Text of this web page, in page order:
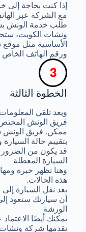
إذا كنت بحاجة إلى
مع الشركة عبر
طلب خدمة الونش
ونشات الكويت،
الأساسية مثل موقع
ورقم الهاتف
الخطوة الثالثة
وبعد تلقي
فريق الونش
ممكن. فريق الونش
بتقييم حالة السيارة
قد يكون من
السيارة المعطلة
وهنا تظهر خبرة
هذه الحالات.
بعد نقل السيارة
أن سيارتك ستعود
الورشة
يمكنك أيضًا
تقدمها شركة ونشات